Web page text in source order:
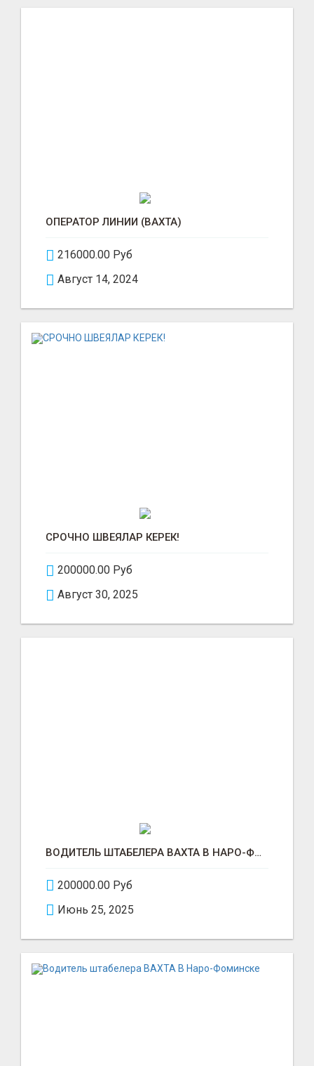
ОПЕРАТОР ЛИНИИ (ВАХТА)
216000.00 Руб
Август 14, 2024
СРОЧНО ШВЕЯЛАР КЕРЕК!
200000.00 Руб
Август 30, 2025
ВОДИТЕЛЬ ШТАБЕЛЕРА ВАХТА В НАРО-ФОМИНСКЕ
200000.00 Руб
Июнь 25, 2025